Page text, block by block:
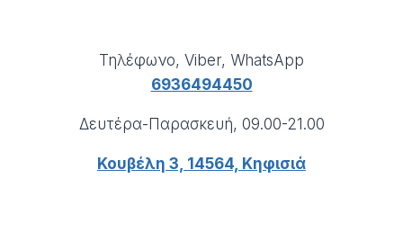
Τηλέφωνο, Viber, WhatsApp
6936494450
Δευτέρα-Παρασκευή, 09.00-21.00
Κουβέλη 3, 14564, Κηφισιά